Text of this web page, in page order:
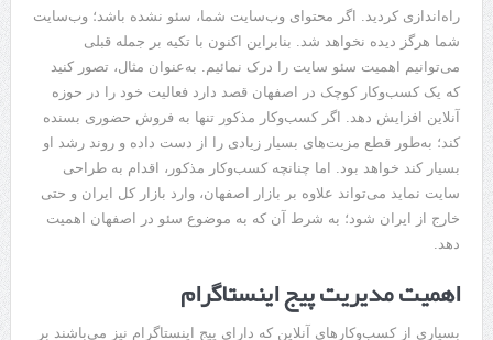
راه‌اندازی کردید. اگر محتوای وب‌سایت شما، سئو نشده باشد؛ وب‌سایت
شما هرگز دیده نخواهد شد. بنابراین اکنون با تکیه بر جمله قبلی
می‌توانیم اهمیت سئو سایت را درک نمائیم. به‌عنوان مثال، تصور کنید
که یک کسب‌وکار کوچک در اصفهان قصد دارد فعالیت خود را در حوزه
آنلاین افزایش دهد. اگر کسب‌وکار مذکور تنها به فروش حضوری بسنده
کند؛ به‌طور قطع مزیت‌های بسیار زیادی را از دست داده و روند رشد او
بسیار کند خواهد بود. اما چنانچه کسب‌وکار مذکور، اقدام به طراحی
سایت نماید می‌تواند علاوه بر بازار اصفهان، وارد بازار کل ایران و حتی
خارج از ایران شود؛ به شرط آن که به موضوع سئو در اصفهان اهمیت
دهد.
اهمیت مدیریت پیج اینستاگرام
بسیاری از کسب‌وکارهای آنلاین که دارای پیج اینستاگرام نیز می‌باشند بر